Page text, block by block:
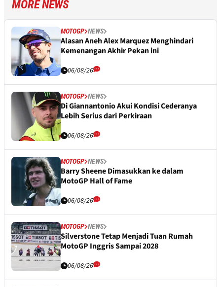
MORE NEWS
MOTOGP NEWS
Alasan Aneh Alex Marquez Menghindari
Kemenangan Akhir Pekan ini
06/08/26
MOTOGP NEWS
Di Giannantonio Akui Kondisi Cederanya
Lebih Serius dari Perkiraan
06/08/26
MOTOGP NEWS
Barry Sheene Dimasukkan ke dalam
MotoGP Hall of Fame
06/08/26
MOTOGP NEWS
Silverstone Tetap Menjadi Tuan Rumah
MotoGP Inggris Sampai 2028
06/08/26